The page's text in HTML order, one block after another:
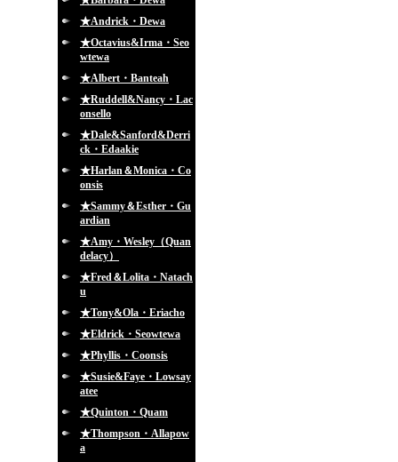
★Andrick・Dewa
★Octavius&Irma・Seo
wtewa
★Albert・Banteah
★Ruddell&Nancy・Lac
onsello
★Dale&Sanford&Derri
ck・Edaakie
★Harlan＆Monica・Co
onsis
★Sammy＆Esther・Gu
ardian
★Amy・Wesley（Quan
delacy）
★Fred＆Lolita・Natach
u
★Tony&Ola・Eriacho
★Eldrick・Seowtewa
★Phyllis・Coonsis
★Susie&Faye・Lowsay
atee
★Quinton・Quam
★Thompson・Allapow
a